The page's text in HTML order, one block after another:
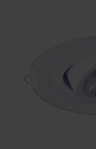
Previous